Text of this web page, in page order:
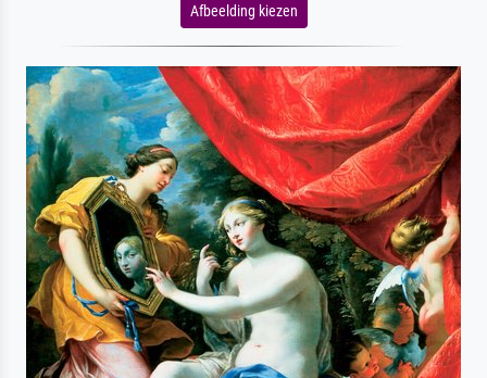
Afbeelding kiezen